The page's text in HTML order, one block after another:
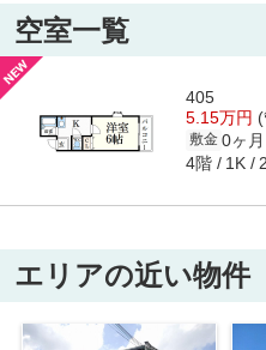
空室一覧
405
5.15万円
敷金 0ヶ月
4階 1K
エリアの近い物件